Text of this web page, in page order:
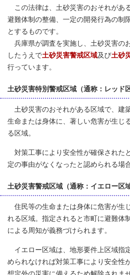
この法律は、土砂災害のおそれがあ
避難体制の整備、一定の開発行為の制
とするものです。
兵庫県が調査を実施し、土砂災害の
したうえで土砂災害警戒区域及び土砂
行っています。
土砂災害特別警戒区域（通称：レッド区
土砂災害のおそれがある区域で、建
生命または身体に、著しい危害が生じ
る区域。
対策工事により安全性が確保された
定の事由がなくなったと認められる場
土砂災害警戒区域（通称：イエロー区域
住民等の生命または身体に危害が生
れる区域。指定されると市町に避難体
による周知が義務づけられます。
イエロー区域は、地形要件上区域指
められなければ対策工事により安全性